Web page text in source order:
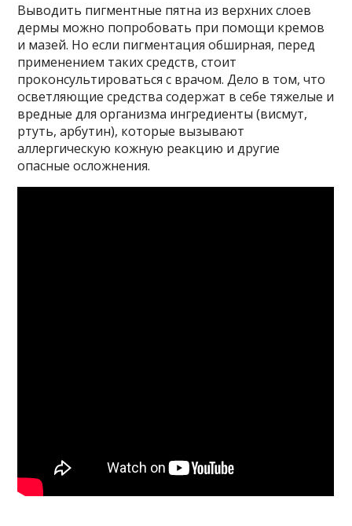
Выводить пигментные пятна из верхних слоев
дермы можно попробовать при помощи кремов
и мазей. Но если пигментация обширная, перед
применением таких средств, стоит
проконсультироваться с врачом. Дело в том, что
осветляющие средства содержат в себе тяжелые и
вредные для организма ингредиенты (висмут,
ртуть, арбутин), которые вызывают
аллергическую кожную реакцию и другие
опасные осложнения.